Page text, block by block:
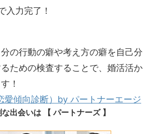
入力完了！
の行動の癖や考え方の癖を自己分
ための検査することで、婚活活か
！
愛傾向診断）by パートナーエージ
出会いは 【 パートナーズ 】